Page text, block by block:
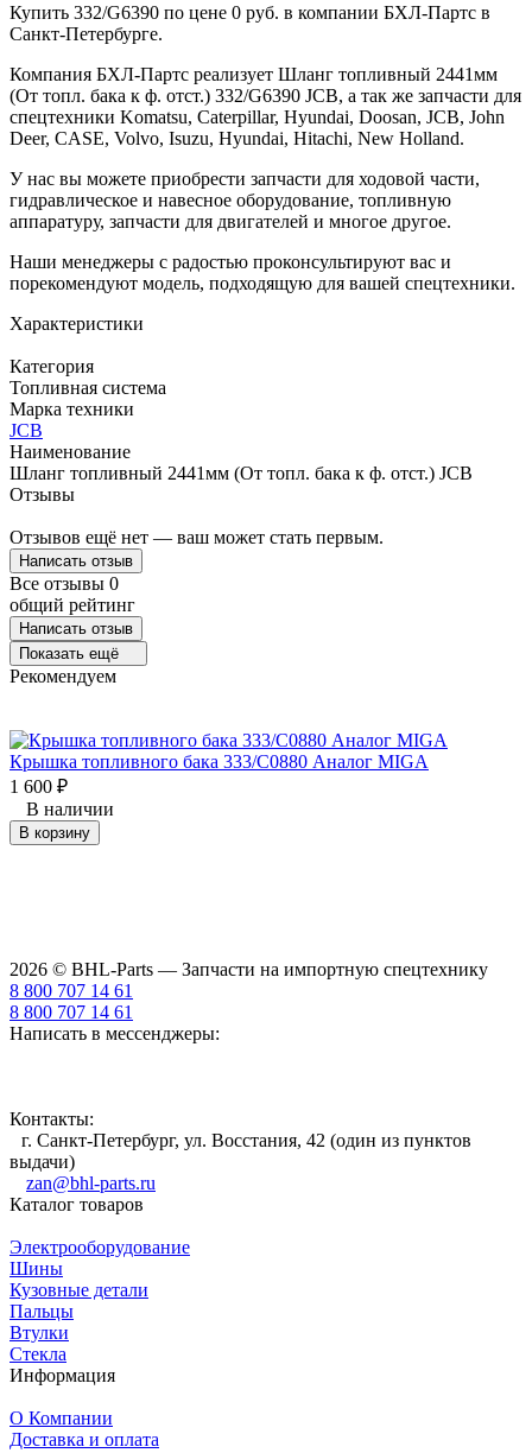
Купить 332/G6390 по цене 0 руб. в компании БХЛ-Партс в
Санкт-Петербурге.
Компания БХЛ-Партс реализует Шланг топливный 2441мм
(От топл. бака к ф. отст.) 332/G6390 JCB, а так же запчасти для
спецтехники Komatsu, Caterpillar, Hyundai, Doosan, JCB, John
Deer, CASE, Volvo, Isuzu, Hyundai, Hitachi, New Holland.
У нас вы можете приобрести запчасти для ходовой части,
гидравлическое и навесное оборудование, топливную
аппаратуру, запчасти для двигателей и многое другое.
Наши менеджеры с радостью проконсультируют вас и
порекомендуют модель, подходящую для вашей спецтехники.
Характеристики
Категория
Топливная система
Марка техники
JCB
Наименование
Шланг топливный 2441мм (От топл. бака к ф. отст.) JCB
Отзывы
Отзывов ещё нет — ваш может стать первым.
Написать отзыв
Все отзывы 0
общий рейтинг
Написать отзыв
Показать ещё
Рекомендуем
Крышка топливного бака 333/C0880 Аналог MIGA
1 600 ₽
В наличии
В корзину
2026 © BHL-Parts — Запчасти на импортную спецтехнику
8 800 707 14 61
8 800 707 14 61
Написать в мессенджеры:
Контакты:
г. Санкт-Петербург, ул. Восстания, 42 (один из пунктов
выдачи)
zan@bhl-parts.ru
Каталог товаров
Электрооборудование
Шины
Кузовные детали
Пальцы
Втулки
Стекла
Информация
О Компании
Доставка и оплата